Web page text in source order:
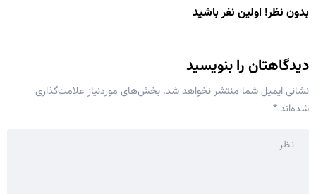
بدون نظر! اولین نفر باشید
دیدگاهتان را بنویسید
نشانی ایمیل شما منتشر نخواهد شد. بخش‌های موردنیاز علامت‌گذاری
شده‌اند*